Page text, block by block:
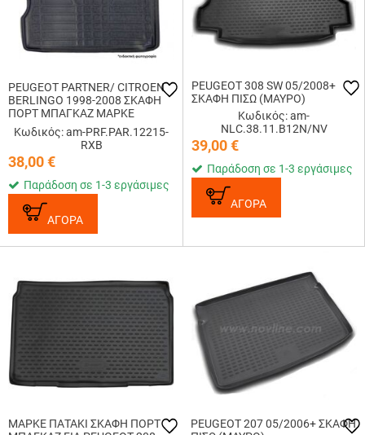
PEUGEOT PARTNER/ CITROEN
BERLINGO 1998-2008 ΣΚΑΦΗ
ΠΟΡΤ ΜΠΑΓΚΑΖ ΜΑΡΚΕ
ΛΑΣΤΙΧΟ ARO - 1 ΤΕΜ.
Κωδικός: am-PRF.PAR.12215-
RXB
38,00€
Παράδοση σε 1-3 εργάσιμες
ΑΓΟΡΑ
PEUGEOT 308 SW 05/2008+
ΣΚΑΦΗ ΠΙΣΩ (ΜΑΥΡΟ)
Κωδικός: am-
NLC.38.11.B12N/NV
39,00€
Παράδοση σε 1-3 εργάσιμες
ΑΓΟΡΑ
ΜΑΡΚΕ ΠΑΤΑΚΙ ΣΚΑΦΗ ΠΟΡΤ
PEUGEOT 207 05/2006+ ΣΚΑΦΗ